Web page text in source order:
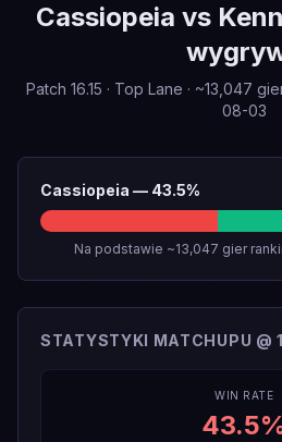
Cassiopeia vs
Patch 16.15 · Top Lane · ~13,047
08-03
Cassiopeia — 43.5%
Na podstawie ~13,047 gier
STATYSTYKI MATCHUPU @
WIN RATE
43.5